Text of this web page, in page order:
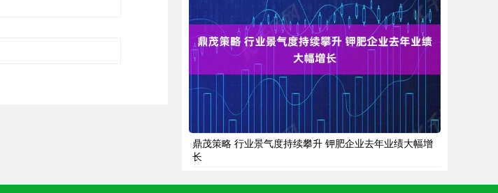
鼎茂策略 行业景气度持续攀升 钾肥企业去年业绩大幅增
长